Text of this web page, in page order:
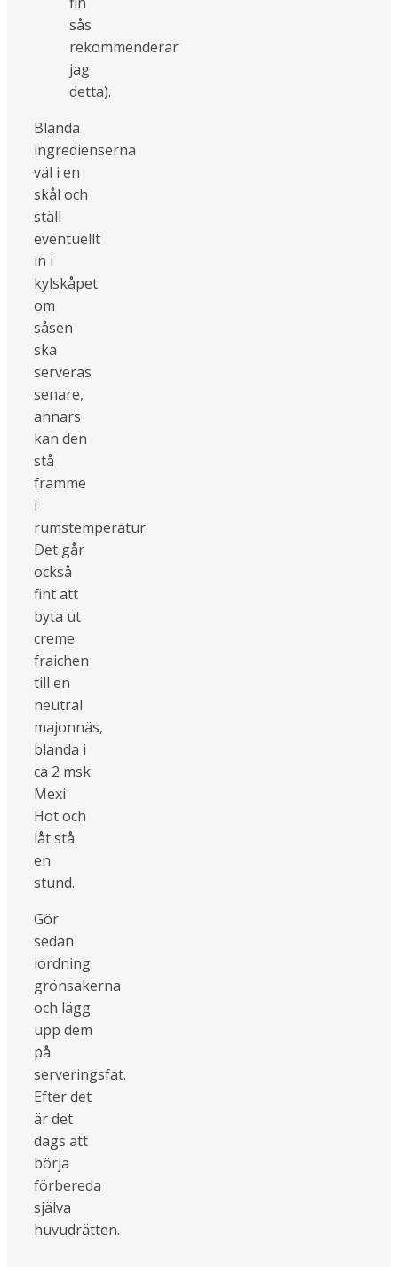
sås
rekommenderar
jag
detta).
Blanda
ingredienserna
väl i en
skål och
ställ
eventuellt
in i
kylskåpet
om
såsen
ska
serveras
senare,
annars
kan den
stå
framme
i
rumstemperatur.
Det går
också
fint att
byta ut
creme
fraichen
till en
neutral
majonnäs,
blanda i
ca 2 msk
Mexi
Hot och
låt stå
en
stund.
Gör
sedan
iordning
grönsakerna
och lägg
upp dem
på
serveringsfat.
Efter det
är det
dags att
börja
förbereda
själva
huvudrätten.